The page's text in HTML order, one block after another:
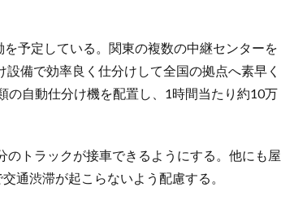
予定している。関東の複数の中継センターを
備で効率良く仕分けして全国の拠点へ素早く
の自動仕分け機を配置し、1時間当たり約10万
トラックが接車できるようにする。他にも屋
通渋滞が起こらないよう配慮する。